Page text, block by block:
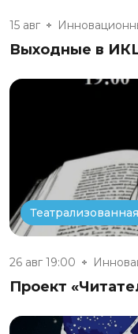
15 авг
Выходные в
26 авг 19:00
Проект